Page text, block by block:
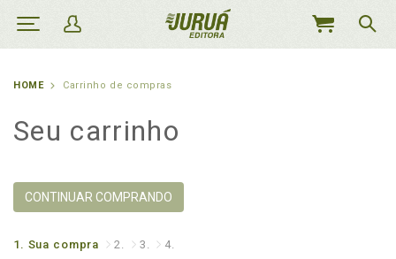
MEU
HOME Carrinho de compras
Seu carrinho
CONTINUAR COMPRANDO
1. Sua compra 2. 3. 4.